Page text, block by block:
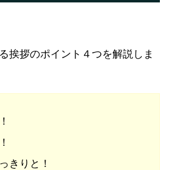
挨拶のポイント４つを解説しま
きりと！